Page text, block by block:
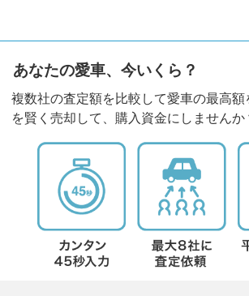
あなたの愛車、今いくら？
複数社の査定額を比較して愛車の最高
を賢く売却して、購入資金にしませんか